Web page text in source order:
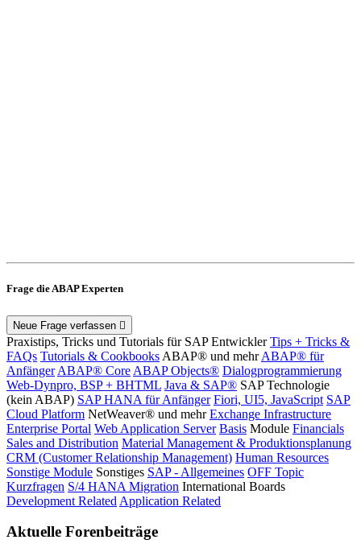
Frage die ABAP Experten
Neue Frage verfassen
Praxistips, Tricks und Tutorials für SAP Entwickler Tips + Tricks &
FAQs Tutorials & Cookbooks ABAP® und mehr ABAP® für
Anfänger ABAP® Core ABAP Objects® Dialogprogrammierung
Web-Dynpro, BSP + BHTML Java & SAP® SAP Technologie
(kein ABAP) SAP HANA für Anfänger Fiori, UI5, JavaScript SAP
Cloud Platform NetWeaver® und mehr Exchange Infrastructure
Enterprise Portal Web Application Server Basis Module Financials
Sales and Distribution Material Management & Produktionsplanung
CRM (Customer Relationship Management) Human Resources
Sonstige Module Sonstiges SAP - Allgemeines OFF Topic
Kurzfragen S/4 HANA Migration International Boards
Development Related Application Related
Aktuelle Forenbeiträge